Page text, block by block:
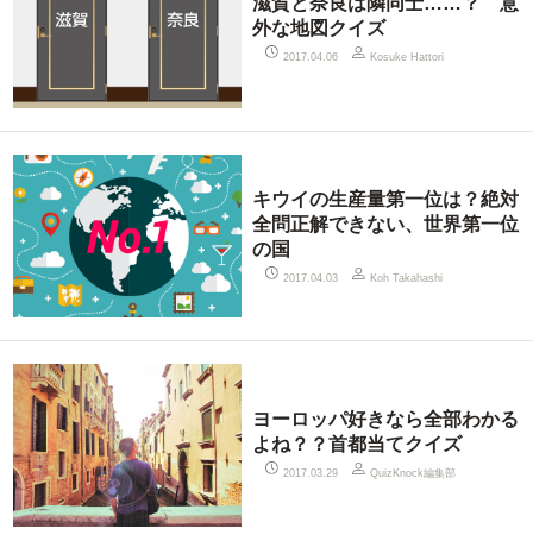
外な地図クイズ
2017.04.06 Kosuke Hattori
キウイの生産量第一位は？絶対
全問正解できない、世界第一位
の国
2017.04.03 Koh Takahashi
ヨーロッパ好きなら全部わかる
よね？？首都当てクイズ
2017.03.29 QuizKnock編集部